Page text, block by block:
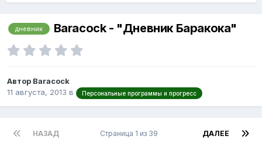
дневник Baracock - "Дневник Баракока"
Автор Baracock
11 августа, 2013 в Персональные программы и прогресс
НАЗАД ДАЛЕЕ
Страница 1 из 39